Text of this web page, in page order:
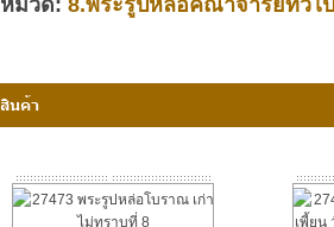
หมวด: 8.พระรูปหล่อคณาจารย์ทั่วไป